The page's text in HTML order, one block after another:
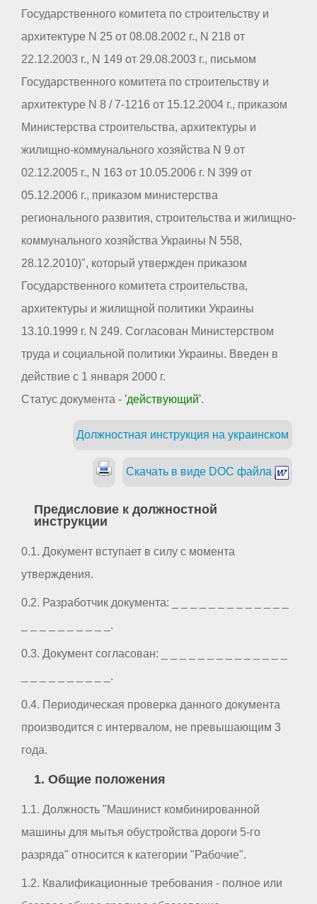
Государственного комитета по строительству и
архитектуре N 25 от 08.08.2002 г., N 218 от
22.12.2003 г., N 149 от 29.08.2003 г., письмом
Государственного комитета по строительству и
архитектуре N 8 / 7-1216 от 15.12.2004 г., приказом
Министерства строительства, архитектуры и
жилищно-коммунального хозяйства N 9 от
02.12.2005 г., N 163 от 10.05.2006 г. N 399 от
05.12.2006 г., приказом министерства
регионального развития, строительства и жилищно-
коммунального хозяйства Украины N 558,
28.12.2010)", который утвержден приказом
Государственного комитета строительства,
архитектуры и жилищной политики Украины
13.10.1999 г. N 249. Согласован Министерством
труда и социальной политики Украины. Введен в
действие с 1 января 2000 г.
Статус документа - 'действующий'.
Должностная инструкция на украинском
Скачать в виде DOC файла
Предисловие к должностной
инструкции
0.1. Документ вступает в силу с момента
утверждения.
0.2. Разработчик документа: _ _ _ _ _ _ _ _ _ _ _ _ _
_ _ _ _ _ _ _ _ _ _.
0.3. Документ согласован: _ _ _ _ _ _ _ _ _ _ _ _ _ _
_ _ _ _ _ _ _ _ _ _.
0.4. Периодическая проверка данного документа
производится с интервалом, не превышающим 3
года.
1. Общие положения
1.1. Должность "Машинист комбинированной
машины для мытья обустройства дороги 5-го
разряда" относится к категории "Рабочие".
1.2. Квалификационные требования - полное или